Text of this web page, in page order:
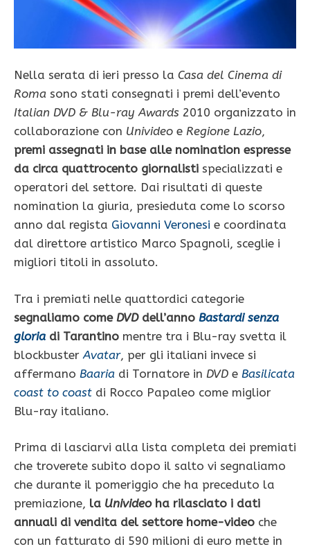
Nella serata di ieri presso la Casa del Cinema di
Roma sono stati consegnati i premi dell’evento
Italian DVD & Blu-ray Awards 2010 organizzato in
collaborazione con Univideo e Regione Lazio,
premi assegnati in base alle nomination espresse
da circa quattrocento giornalisti specializzati e
operatori del settore. Dai risultati di queste
nomination la giuria, presieduta come lo scorso
anno dal regista Giovanni Veronesi e coordinata
dal direttore artistico Marco Spagnoli, sceglie i
migliori titoli in assoluto.
Tra i premiati nelle quattordici categorie
segnaliamo come DVDdell’anno Bastardi senza
gloria di Tarantino mentre tra i Blu-ray svetta il
blockbusterAvatar, per gli italiani invece si
affermano Baaria di Tornatore in DVD e Basilicata
coast to coast di Rocco Papaleo come miglior
Blu-ray italiano.
Prima di lasciarvi alla lista completa dei premiati
che troverete subito dopo il salto vi segnaliamo
che durante il pomeriggio che ha preceduto la
premiazione, la Univideo ha rilasciato i dati
annuali di vendita del settore home-video che
con un fatturato di 590 milioni di euro mette in